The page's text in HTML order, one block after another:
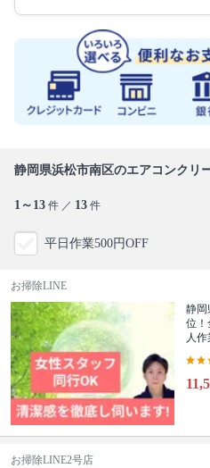
静岡県浜松市南区のエアコンクリ
1～13 件 ／ 13 件
平日作業500円OFF
お掃除LINE
静岡
位！
人作
お掃除LINE2号店